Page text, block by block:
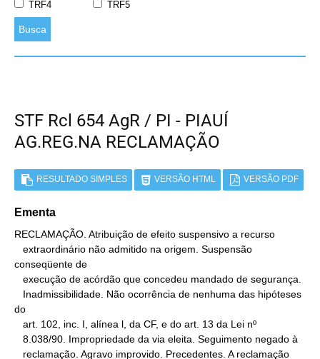
TRF4
TRF5
Busca
STF Rcl 654 AgR / PI - PIAUÍ
AG.REG.NA RECLAMAÇÃO
RESULTADO SIMPLES VERSÃO HTML VERSÃO PDF
Ementa
RECLAMAÇÃO. Atribuição de efeito suspensivo a recurso
conseqüente de
do